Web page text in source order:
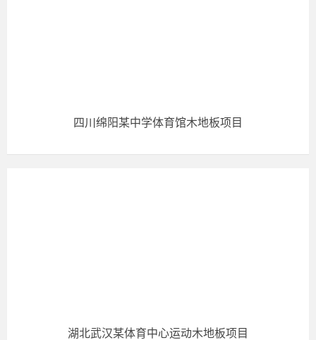
四川绵阳某中学体育馆木地板项目
湖北武汉某体育中心运动木地板项目